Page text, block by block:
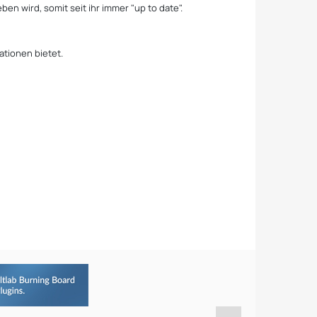
wird, somit seit ihr immer "up to date".
bietet.